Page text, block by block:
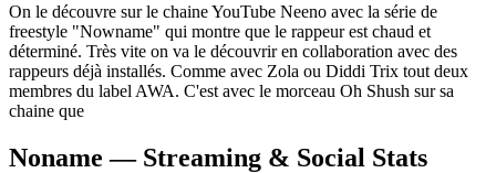
On le découvre sur le chaine YouTube Neeno avec la série de
freestyle "Nowname" qui montre que le rappeur est chaud et
déterminé. Très vite on va le découvrir en collaboration avec des
rappeurs déjà installés. Comme avec Zola ou Diddi Trix tout deux
membres du label AWA. C'est avec le morceau Oh Shush sur sa
chaine que
Noname — Streaming & Social Stats